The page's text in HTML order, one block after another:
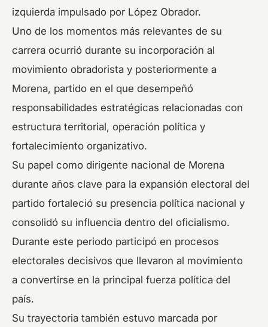
izquierda impulsado por López Obrador.
Uno de los momentos más relevantes de su
carrera ocurrió durante su incorporación al
movimiento obradorista y posteriormente a
Morena, partido en el que desempeñó
responsabilidades estratégicas relacionadas con
estructura territorial, operación política y
fortalecimiento organizativo.
Su papel como dirigente nacional de Morena
durante años clave para la expansión electoral del
partido fortaleció su presencia política nacional y
consolidó su influencia dentro del oficialismo.
Durante este periodo participó en procesos
electorales decisivos que llevaron al movimiento
a convertirse en la principal fuerza política del
país.
Su trayectoria también estuvo marcada por